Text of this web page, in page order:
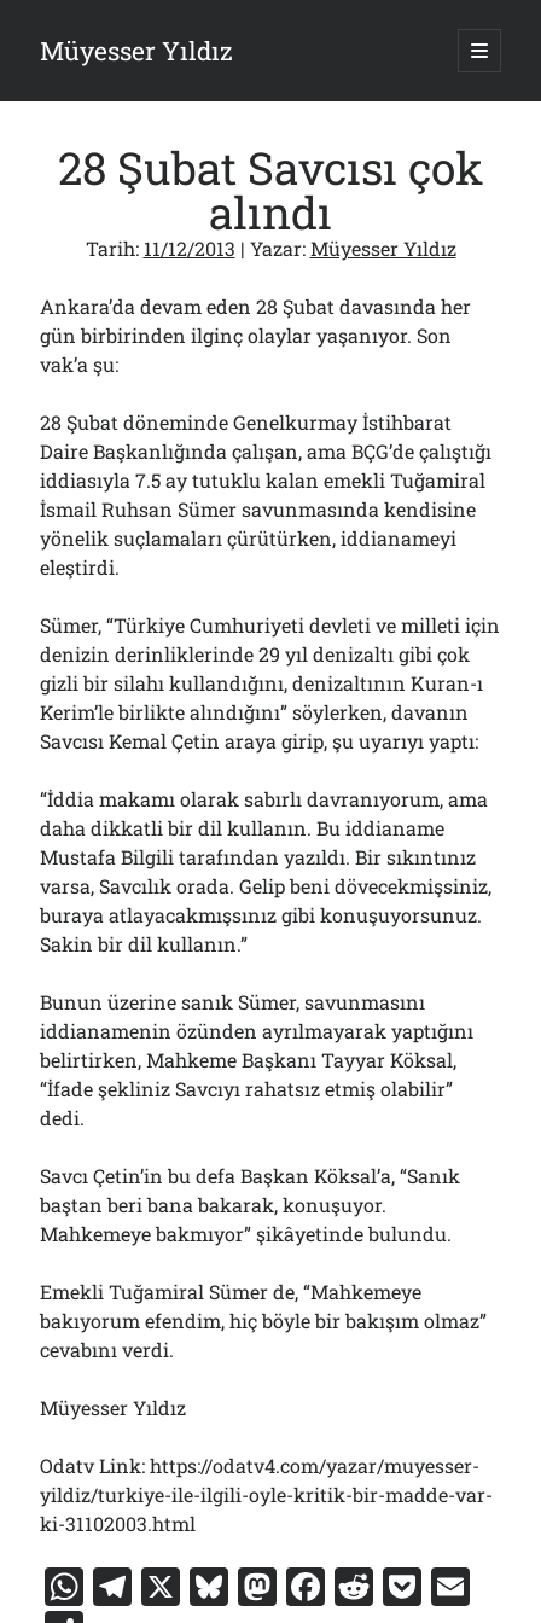
Müyesser Yıldız ana
Yan
Menü
Asırlık Devlete Bir Haftada Yeni Gömlek Biçilecek Öyle mi?!..
09/08/2026
Gazi’den Milletvekillerine Kurşun Gibi Sözler!..
07/08/2026
Türkiye 2.0’a Gidiş!..
05/08/2026
15 Temmuz Soruları… Nasuh Mahruki’nin “Suçu”!..
03/08/2026
Er Gaziler 20 Gün Sonra Gelen MSB Heyetine Böyle İsyan Etti:“Bizi
Teröristlere G……yle Güldürdünüz”
01/08/2026
Arşivler
Arşivler
28 Şubat Savcısı çok
alındı
Tarih: 11/12/2013 | Yazar:Müyesser Yıldız
Ankara’da devam eden 28 Şubat davasında her
gün birbirinden ilginç olaylar yaşanıyor. Son
vak’a şu:
28 Şubat döneminde Genelkurmay İstihbarat
Daire Başkanlığında çalışan, ama BÇG’de çalıştığı
iddiasıyla 7.5 ay tutuklu kalan emekli Tuğamiral
İsmail Ruhsan Sümer savunmasında kendisine
yönelik suçlamaları çürütürken, iddianameyi
eleştirdi.
Sümer, “Türkiye Cumhuriyeti devleti ve milleti için
denizin derinliklerinde 29 yıl denizaltı gibi çok
gizli bir silahı kullandığını, denizaltının Kuran-ı
Kerim’le birlikte alındığını” söylerken, davanın
Savcısı Kemal Çetin araya girip, şu uyarıyı yaptı:
“İddia makamı olarak sabırlı davranıyorum, ama
daha dikkatli bir dil kullanın. Bu iddianame
Mustafa Bilgili tarafından yazıldı. Bir sıkıntınız
varsa, Savcılık orada. Gelip beni dövecekmişsiniz,
buraya atlayacakmışsınız gibi konuşuyorsunuz.
Sakin bir dil kullanın.”
Bunun üzerine sanık Sümer, savunmasını
iddianamenin özünden ayrılmayarak yaptığını
belirtirken, Mahkeme Başkanı Tayyar Köksal,
“İfade şekliniz Savcıyı rahatsız etmiş olabilir”
dedi.
Savcı Çetin’in bu defa Başkan Köksal’a, “Sanık
baştan beri bana bakarak, konuşuyor.
Mahkemeye bakmıyor” şikâyetinde bulundu.
Emekli Tuğamiral Sümer de, “Mahkemeye
bakıyorum efendim, hiç böyle bir bakışım olmaz”
cevabını verdi.
Müyesser Yıldız
Odatv Link: https://odatv4.com/yazar/muyesser-
yildiz/turkiye-ile-ilgili-oyle-kritik-bir-madde-var-
ki-31102003.html
W T X Bl M F R P